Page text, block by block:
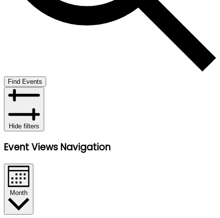
Find Events
Hide filters
Event Views Navigation
Month